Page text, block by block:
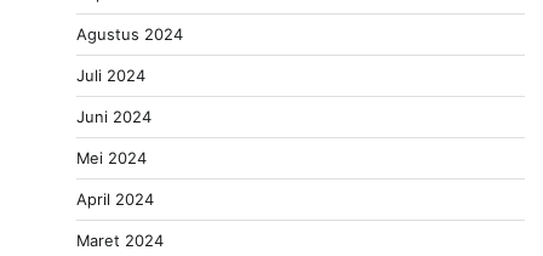
Agustus 2024
Juli 2024
Juni 2024
Mei 2024
April 2024
Maret 2024